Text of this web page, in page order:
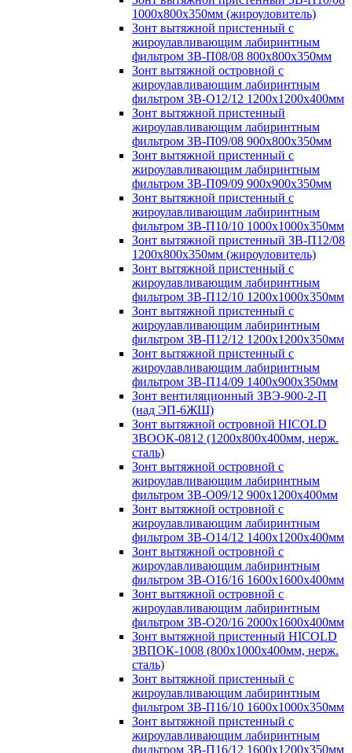
1000х800х350мм (жироуловитель)
Зонт вытяжной пристенный с
жироулавливающим лабиринтным
фильтром ЗВ-П08/08 800х800х350мм
Зонт вытяжной островной с
жироулавливающим лабиринтным
фильтром ЗВ-О12/12 1200х1200х400мм
Зонт вытяжной пристенный
жироулавливающим лабиринтным
фильтром ЗВ-П09/08 900х800х350мм
Зонт вытяжной пристенный с
жироулавливающим лабиринтным
фильтром ЗВ-П09/09 900х900х350мм
Зонт вытяжной пристенный с
жироулавливающим лабиринтным
фильтром ЗВ-П10/10 1000х1000х350мм
Зонт вытяжной пристенный ЗВ-П12/08
1200х800х350мм (жироуловитель)
Зонт вытяжной пристенный с
жироулавливающим лабиринтным
фильтром ЗВ-П12/10 1200х1000х350мм
Зонт вытяжной пристенный с
жироулавливающим лабиринтным
фильтром ЗВ-П12/12 1200х1200х350мм
Зонт вытяжной пристенный с
жироулавливающим лабиринтным
фильтром ЗВ-П14/09 1400х900х350мм
Зонт вентиляционный ЗВЭ-900-2-П
(над ЭП-6ЖШ)
Зонт вытяжной островной HICOLD
ЗВООК-0812 (1200х800x400мм, нерж.
сталь)
Зонт вытяжной островной с
жироулавливающим лабиринтным
фильтром ЗВ-О09/12 900х1200х400мм
Зонт вытяжной островной с
жироулавливающим лабиринтным
фильтром ЗВ-О14/12 1400х1200х400мм
Зонт вытяжной островной с
жироулавливающим лабиринтным
фильтром ЗВ-О16/16 1600х1600х400мм
Зонт вытяжной островной с
жироулавливающим лабиринтным
фильтром ЗВ-О20/16 2000х1600х400мм
Зонт вытяжной пристенный HICOLD
ЗВПОК-1008 (800х1000х400мм, нерж.
сталь)
Зонт вытяжной пристенный с
жироулавливающим лабиринтным
фильтром ЗВ-П16/10 1600х1000х350мм
Зонт вытяжной пристенный с
жироулавливающим лабиринтным
фильтром ЗВ-П16/12 1600х1200х350мм